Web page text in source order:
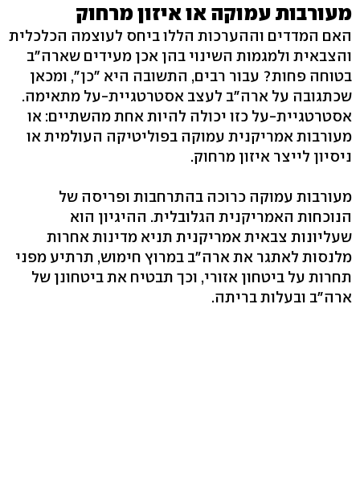
מעורבות עמוקה או איזון מרחוק
האם המדדים וההערכות הללו ביחס לעוצמה הכלכלית
והצבאית ולמגמות השינוי בהן אכן מעידים שארה"ב
בטוחה פחות? עבור רבים, התשובה היא "כן", ומכאן
שכתגובה על ארה"ב לעצב אסטרטגיית-על מתאימה.
אסטרטגיית-על כזו יכולה להיות אחת מהשתיים: או
מעורבות אמריקנית עמוקה בפוליטיקה העולמית או
ניסיון לייצר איזון מרחוק.
מעורבות עמוקה כרוכה בהתרחבות ופריסה של
הנוכחות האמריקנית הגלובלית. ההיגיון הוא
שעליונות צבאית אמריקנית תניא מדינות אחרות
מלנסות לאתגר את ארה"ב במרוץ חימוש, תרתיע מפני
תחרות על ביטחון אזורי, וכך תבטיח את ביטחונן של
ארה"ב ובעלות בריתה.